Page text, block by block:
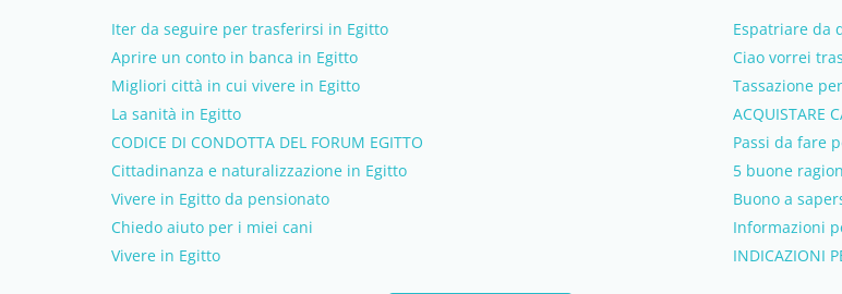
Iter da seguire per trasferirsi in Egitto
Espatriare da
Aprire un conto in banca in Egitto
Ciao vorrei
Migliori città in cui vivere in Egitto
Tassazione
La sanità in Egitto
ACQUISTARE
CODICE DI CONDOTTA DEL FORUM EGITTO
Passi da fare
Cittadinanza e naturalizzazione in Egitto
5 buone
Vivere in Egitto da pensionato
Buono a
Chiedo aiuto per i miei cani
Informazioni
Vivere in Egitto
INDICAZIONI